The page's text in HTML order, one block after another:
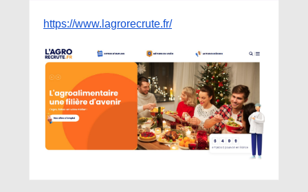
https://www.lagrorecrute.fr/